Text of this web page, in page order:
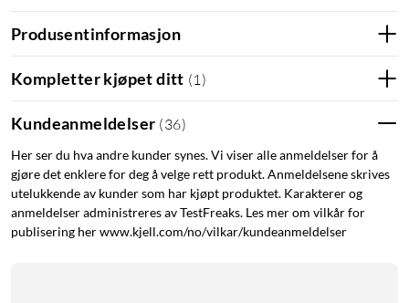
Produsentinformasjon
Kompletter kjøpet ditt (1 )
Kundeanmeldelser (36)
Her ser du hva andre kunder synes. Vi viser alle anmeldelser for å
gjøre det enklere for deg å velge rett produkt. Anmeldelsene skrives
utelukkende av kunder som har kjøpt produktet. Karakterer og
anmeldelser administreres av TestFreaks. Les mer om vilkår for
publisering her www.kjell.com/no/vilkar/kundeanmeldelser